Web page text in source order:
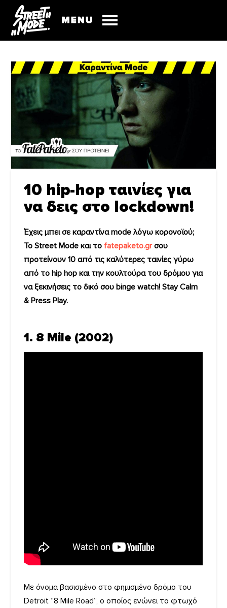
10 hip-hop ταινίες για
να δεις στο lockdown!
Έχεις μπει σε καραντίνα mode λόγω κορονοϊού;
Το Street Mode και το fatepaketo.grσου
προτείνουν 10 από τις καλύτερες ταινίες γύρω
από το hip hop και την κουλτούρα του δρόμου για
να ξεκινήσεις το δικό σου binge watch! Stay Calm
& Press Play.
1. 8 Mile (2002)
Με όνομα βασισμένο στο φημισμένο δρόμο του
Detroit “8 Μile Road”, ο οποίος ενώνει το φτωχό